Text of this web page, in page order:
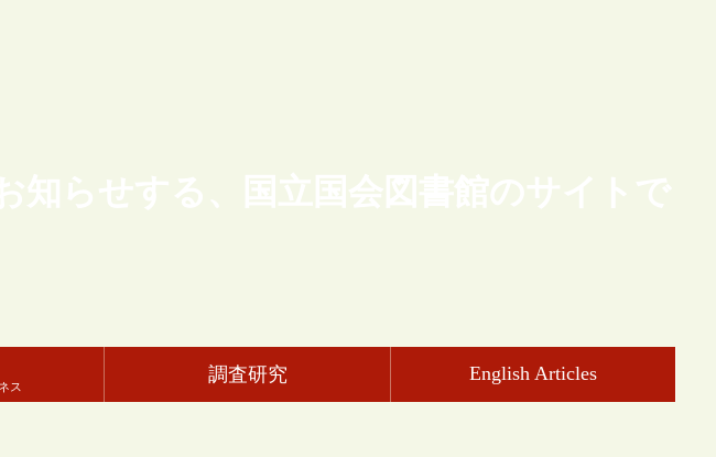
知らせする、国立国会図書館のサイトで
ス
調査研究 English Articles